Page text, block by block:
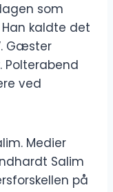
som
kaldte det
Gæster
Polterabend
ved
Medier
Salim
på